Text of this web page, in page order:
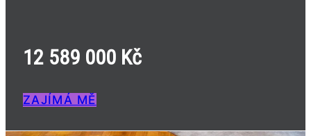
12 589 000 Kč
ZAJÍMÁ MĚ